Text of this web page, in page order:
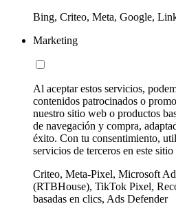
Bing, Criteo, Meta, Google,
Marketing
Al aceptar estos servicios,
contenidos patrocinados o
nuestro sitio web o productos
de navegación y compra,
éxito. Con tu consentimiento,
servicios de terceros en este
Criteo, Meta-Pixel, Microsoft
(RTBHouse), TikTok Pixel,
basadas en clics, Ads Defender